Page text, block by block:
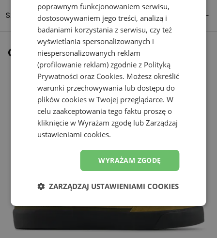
Szczegóły produktu
Ostatnio oglądane
poprawnym funkcjonowaniem serwisu,
dostosowywaniem jego treści, analizą i
badaniami korzystania z serwisu, czy też
wyświetlania spersonalizowanych i
niespersonalizowanych reklam
(profilowanie reklam) zgodnie z Polityką
Prywatności oraz Cookies. Możesz określić
warunki przechowywania lub dostępu do
plików cookies w Twojej przeglądarce. W
celu zaakceptowania tego faktu proszę o
kliknięcie w Wyrażam zgodę lub Zarządzaj
ustawieniami cookies.
WYRAŻAM ZGODĘ
ZARZĄDZAJ USTAWIENIAMI COOKIES